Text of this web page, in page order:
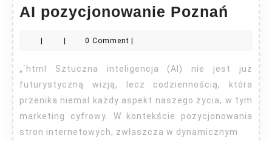
AI pozycjonowanie Poznań
| | 0 Comment |
„`html Sztuczna inteligencja (AI) nie jest już
futurystyczną wizją, lecz codziennością, która
przenika niemal każdy aspekt naszego życia, w tym
marketing cyfrowy. W kontekście pozycjonowania
stron internetowych, zwłaszcza w dynamicznym